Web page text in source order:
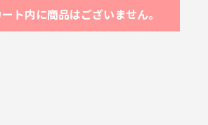
ト内に商品はございません。